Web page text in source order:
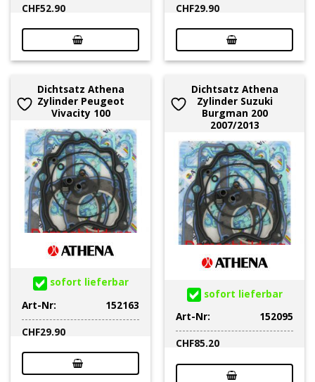
CHF52.90
CHF29.90
Dichtsatz Athena
Zylinder Peugeot
Vivacity 100
sofort lieferbar
Art-Nr:
152163
CHF29.90
Dichtsatz Athena
Zylinder Suzuki
Burgman 200
2007/2013
sofort lieferbar
Art-Nr:
152095
CHF85.20